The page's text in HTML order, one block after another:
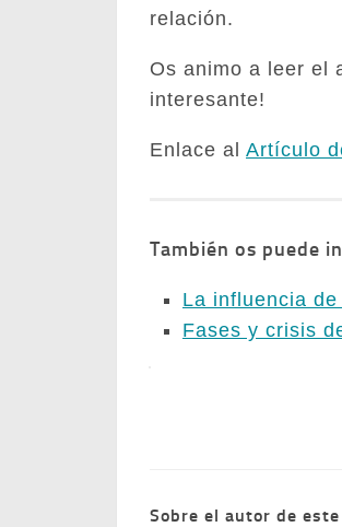
relación.
Os animo a leer el
interesante!
Enlace al Artículo
También os puede
La influencia
Fases y crisis
Sobre el autor de